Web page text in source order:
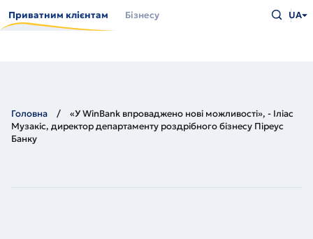
до
основного
Приватним клієнтам Бізнесу
що
UA
Головна
«У WinBank впроваджено нові можливості», - Іліас
Музакіс, директор департаменту роздрібного бізнесу Піреус
Банку